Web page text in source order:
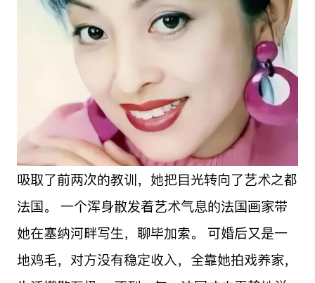
吸取了前两次的教训，她把目光转向了艺术之都
法国。 一个浑身散发着艺术气息的法国画家带
她在塞纳河畔写生，聊毕加索。 可婚后又是一
地鸡毛，对方没有稳定收入，全靠她拍戏养家，